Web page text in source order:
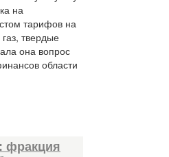
на
тарифов на
твердые
она вопрос
области
фракция